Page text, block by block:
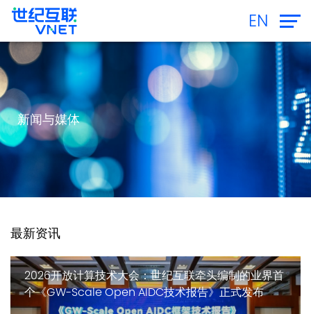
EN
新闻与媒体
最新资讯
2026开放计算技术大会：世纪互联牵头编制的业界首
个《GW-Scale Open AIDC技术报告》正式发布